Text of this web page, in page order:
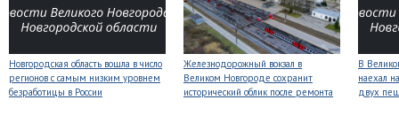
Новгородская область вошла в число
регионов с самым низким уровнем
безработицы в России
Железнодорожный вокзал в
Великом Новгороде сохранит
исторический облик после ремонта
В
наехал
двух